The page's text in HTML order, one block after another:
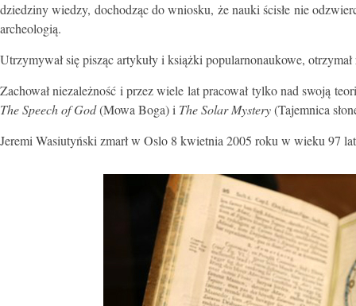
dziedziny wiedzy, dochodząc do wniosku, że nauki ścisłe nie
archeologią.
Utrzymywał się pisząc artykuły i książki popularnonaukowe,
Zachował niezależność i przez wiele lat pracował tylko nad swoją
The Speech of God(Mowa Boga) i The Solar Mystery(Tajemnica
Jeremi Wasiutyński zmarł w Oslo 8 kwietnia 2005 roku w wieku 97